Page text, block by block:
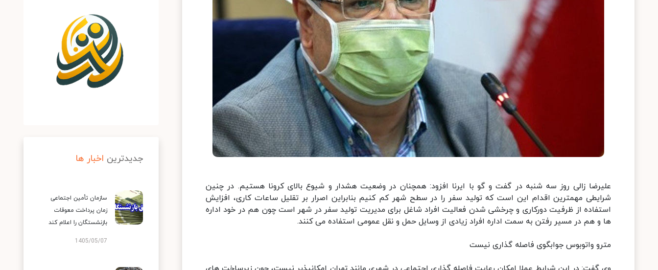
علیرضا زالی روز سه شنبه در گفت و گو با ایرنا افزود: همچنان در وضعیت هشدار و شیوع بالای کرونا هستیم. در چنین
شرایطی مهمترین اقدام این است که تولید سفر را در سطح شهر کم کنیم بنابراین اصرار بر تقلیل ساعات کاری، افزایش
استفاده از ظرفیت دورکاری و چرخشی شدن فعالیت افراد شاغل برای مدیریت تولید سفر در شهر است چون هم در خود اداره
ها و هم در مسیر رفتن به سمت اداره افراد زیادی از وسایل حمل و نقل عمومی استفاده می کنند.
مترو واتوبوس جوابگوی فاصله گذاری نیست
جدیدترین اخبار ها
سازمان تأمین اجتماعی
زمان پرداخت معوقات
بازنشستگان را اعلام کند
1405/05/07